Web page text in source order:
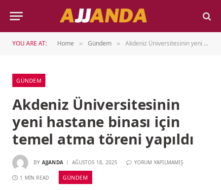
YOU ARE AT: Home » Gündem » Akdeniz Üniversitesinin yeni hastane binası için temel atma töreni yapıldı
GÜNDEM
Akdeniz Üniversitesinin
yeni hastane binası için
temel atma töreni yapıldı
BY AJJANDA AĞUSTOS 18, 2025 YORUM YAPILMAMIŞ
1 MIN READ GÜNDEM